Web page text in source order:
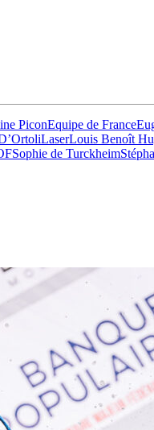
PiconEquipe de France
LaserLouis Benoît
Sophie de Turckheim